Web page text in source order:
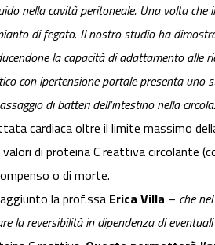
nella cavità peritoneale. Una volta
di fegato. Il nostro studio ha
la capacità di adattamento alle
con ipertensione portale presenta uno
di batteri dell’intestino nella
cardiaca oltre il limite massimo
valori di proteina C reattiva circolante
o di morte.
la prof.ssa Erica Villa – che
la reversibilità in dipendenza di